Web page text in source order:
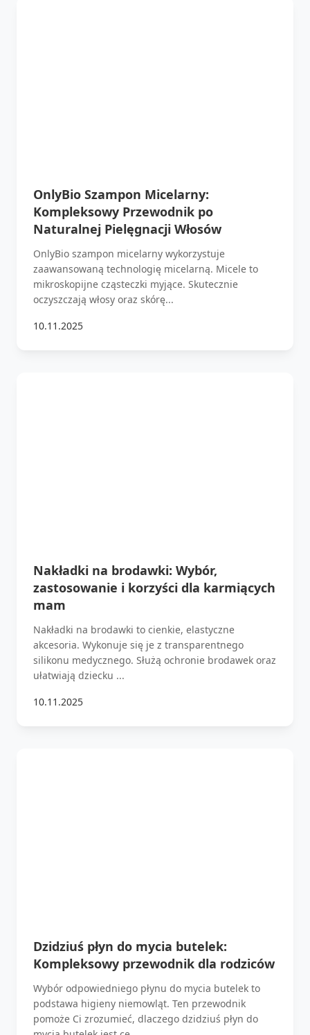
OnlyBio Szampon Micelarny:
Kompleksowy Przewodnik po
Naturalnej Pielęgnacji Włosów
OnlyBio szampon micelarny wykorzystuje
zaawansowaną technologię micelarną. Micele to
mikroskopijne cząsteczki myjące. Skutecznie
oczyszczają włosy oraz skórę...
10.11.2025
Nakładki na brodawki: Wybór,
zastosowanie i korzyści dla karmiących
mam
Nakładki na brodawki to cienkie, elastyczne
akcesoria. Wykonuje się je z transparentnego
silikonu medycznego. Służą ochronie brodawek oraz
ułatwiają dziecku ...
10.11.2025
Dzidziuś płyn do mycia butelek:
Kompleksowy przewodnik dla rodziców
Wybór odpowiedniego płynu do mycia butelek to
podstawa higieny niemowląt. Ten przewodnik
pomoże Ci zrozumieć, dlaczego dzidziuś płyn do